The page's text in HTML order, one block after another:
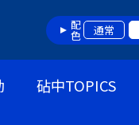
配色 通常
砧中TOPICS